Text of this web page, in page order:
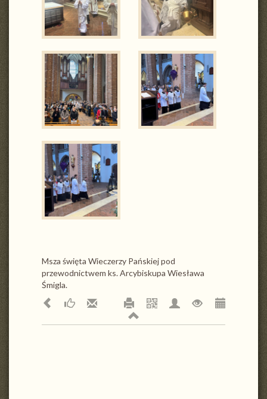
Msza święta Wieczerzy Pańskiej pod
przewodnictwem ks. Arcybiskupa Wiesława
Śmigla.